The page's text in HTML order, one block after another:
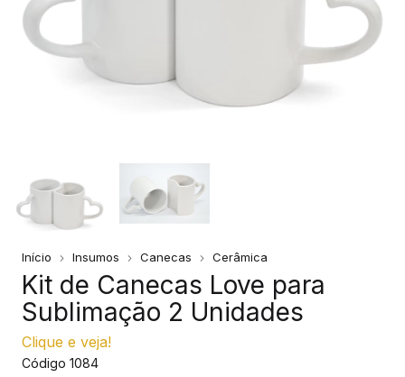
Início Insumos Canecas Cerâmica
Kit de Canecas Love para
Sublimação 2 Unidades
Clique e veja!
Código 1084